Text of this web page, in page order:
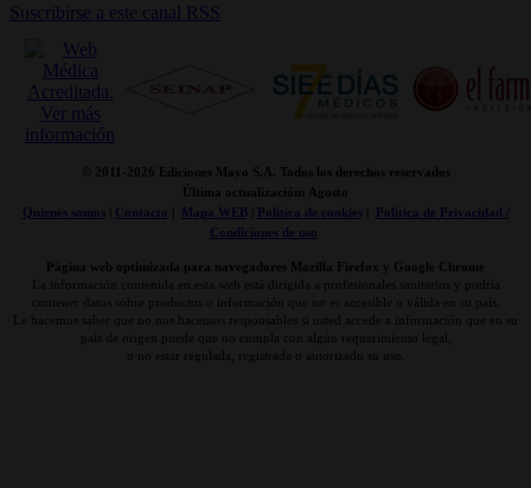
Suscribirse a este canal RSS
© 2011- 2026 Ediciones Mayo S.A. Todos los derechos reservados
Última actualización: Agosto
Quienes somos| Contacto Mapa WEB| Politica de cookies|
Politica de Privacidad /
Condiciones de uso
Página web optimizada para navegadores Mozilla Firefox y Google Chrome
La información contenida en esta web está dirigida a profesionales sanitarios y podría
contener datos sobre productos o información que no es accesible o válida en su país.
Le hacemos saber que no nos hacemos responsables si usted accede a información que en su
país de origen puede que no cumpla con algún requerimiento legal,
o no estar regulada, registrada o autorizado su uso.